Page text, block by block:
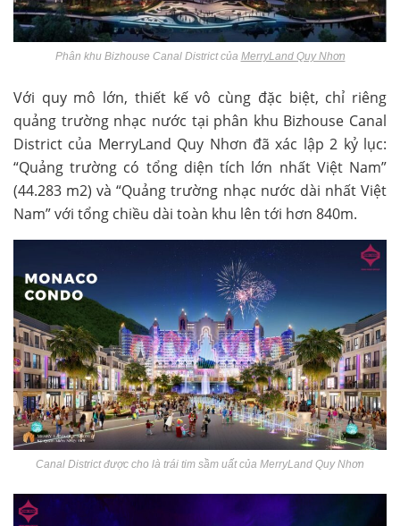
Phân khu Bizhouse Canal District của MerryLand Quy Nhơn
Với quy mô lớn, thiết kế vô cùng đặc biệt, chỉ riêng
quảng trường nhạc nước tại phân khu Bizhouse Canal
District của MerryLand Quy Nhơn đã xác lập 2 kỷ lục:
“Quảng trường có tổng diện tích lớn nhất Việt Nam”
(44.283 m2) và “Quảng trường nhạc nước dài nhất Việt
Nam” với tổng chiều dài toàn khu lên tới hơn 840m.
Canal District được cho là trái tim sầm uất của MerryLand Quy Nhơn